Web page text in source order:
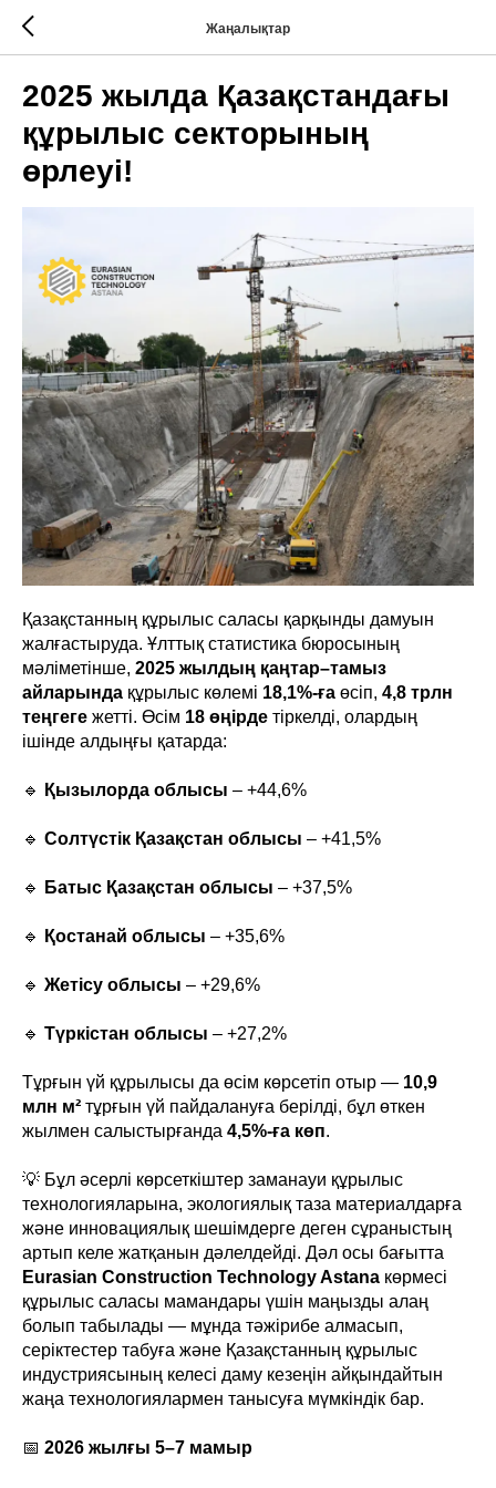
Жаңалықтар
2025 жылда Қазақстандағы
құрылыс секторының
өрлеуі!
Қазақстанның құрылыс саласы қарқынды дамуын
жалғастыруда. Ұлттық статистика бюросының
мәліметінше, 2025 жылдың қаңтар–тамыз
айларында құрылыс көлемі 18,1%-ға өсіп, 4,8 трлн
теңгеге жетті. Өсім 18 өңірде тіркелді, олардың
ішінде алдыңғы қатарда:
🔹 Қызылорда облысы – +44,6%
🔹 Солтүстік Қазақстан облысы – +41,5%
🔹 Батыс Қазақстан облысы – +37,5%
🔹 Қостанай облысы – +35,6%
🔹 Жетісу облысы – +29,6%
🔹 Түркістан облысы – +27,2%
Тұрғын үй құрылысы да өсім көрсетіп отыр — 10,9
млн м² тұрғын үй пайдалануға берілді, бұл өткен
жылмен салыстырғанда 4,5%-ға көп.
💡 Бұл әсерлі көрсеткіштер заманауи құрылыс
технологияларына, экологиялық таза материалдарға
және инновациялық шешімдерге деген сұраныстың
артып келе жатқанын дәлелдейді. Дәл осы бағытта
Eurasian Construction Technology Astana көрмесі
құрылыс саласы мамандары үшін маңызды алаң
болып табылады — мұнда тәжірибе алмасып,
серіктестер табуға және Қазақстанның құрылыс
индустриясының келесі даму кезеңін айқындайтын
жаңа технологиялармен танысуға мүмкіндік бар.
📅 2026 жылғы 5–7 мамыр